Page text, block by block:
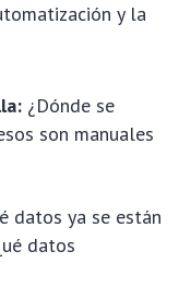
y la
¿Dónde se
son manuales
datos ya se están
datos